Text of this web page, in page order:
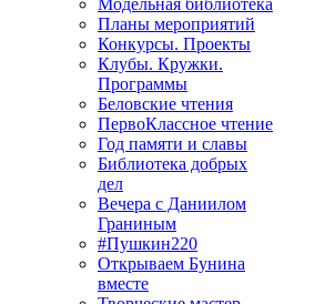
Модельная библиотека
Планы мероприятий
Конкурсы. Проекты
Клубы. Кружки.
Программы
Беловские чтения
ПервоКлассное чтение
Год памяти и славы
Библиотека добрых
дел
Вечера с Даниилом
Граниным
#Пушкин220
Открываем Бунина
вместе